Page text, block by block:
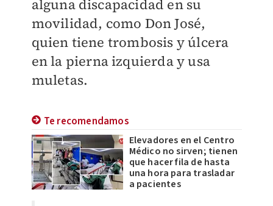
alguna discapacidad en su
movilidad, como Don José,
quien tiene trombosis y úlcera
en la pierna izquierda y usa
muletas.
Te recomendamos
Elevadores en el Centro
Médico no sirven; tienen
que hacer fila de hasta
una hora para trasladar
a pacientes